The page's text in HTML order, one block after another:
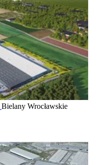
Bielany Wrocławskie